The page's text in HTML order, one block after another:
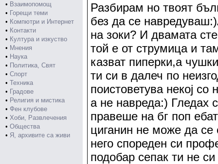
• Взаимопомощ
• Горещи теми
• Компютри и Интернет
• Контакти
• Култура и изкуство
• Мнения
• Наука
• Политика, Свят
• Спорт
• Техника
• Градове
• Религия и мистика
• Фен клубове
• Хоби, Развлечения
• Общества
• Я, архивите са живи
Разбирам но твоят
без да се
на зоки? И двамата
той е от струмица и
казват пиперки,а
ти си в далеч по
поистоветува некоj со
а не навреда:) Гледах
правеше на бг поп
циганин не може да се
него спореден си
подобар сепак ти не